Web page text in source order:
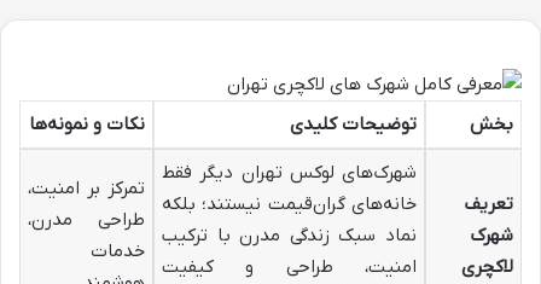
بخش توضیحات کلیدی نکات و نمونه‌ها
تعریف
شهرک
لاکچری
شهرک‌های لوکس تهران دیگر فقط
خانه‌های گران‌قیمت نیستند؛ بلکه
نماد سبک زندگی مدرن با ترکیب
امنیت، طراحی و کیفیت
تمرکز بر امنیت،
طراحی مدرن،
خدمات